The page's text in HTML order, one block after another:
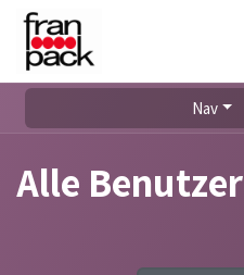
Nav
Alle Benutzer